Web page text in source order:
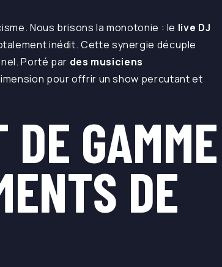
Nous brisons la monotonie : le live DJ
inédit. Cette synergie décuple
Porté par des musiciens
pour offrir un show percutant et
GAMME
DE